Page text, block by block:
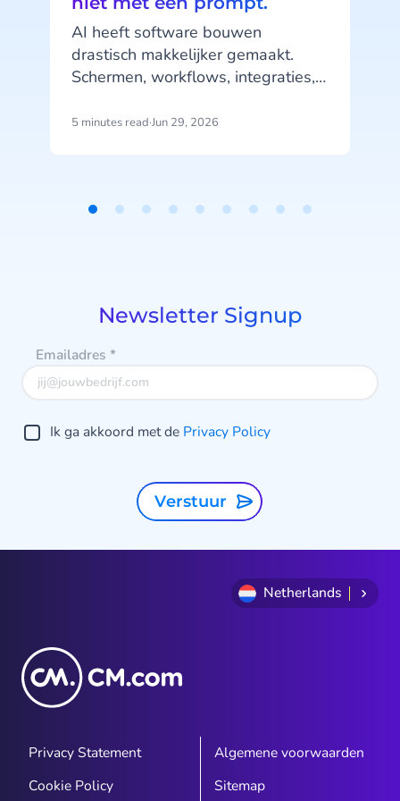
AI heeft software bouwen
drastisch makkelijker gemaakt.
Schermen, workflows, integraties,
gegenereerd in een middag, met
5 minutes read·Jun 29, 2026
Newsletter Signup
Emailadres *
Ik ga akkoord met de Privacy Policy
Verstuur
Netherlands
Privacy Statement
Algemene voorwaarden
Cookie Policy
Sitemap